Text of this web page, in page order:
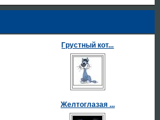
Грустный кот...
Желтоглазая ...